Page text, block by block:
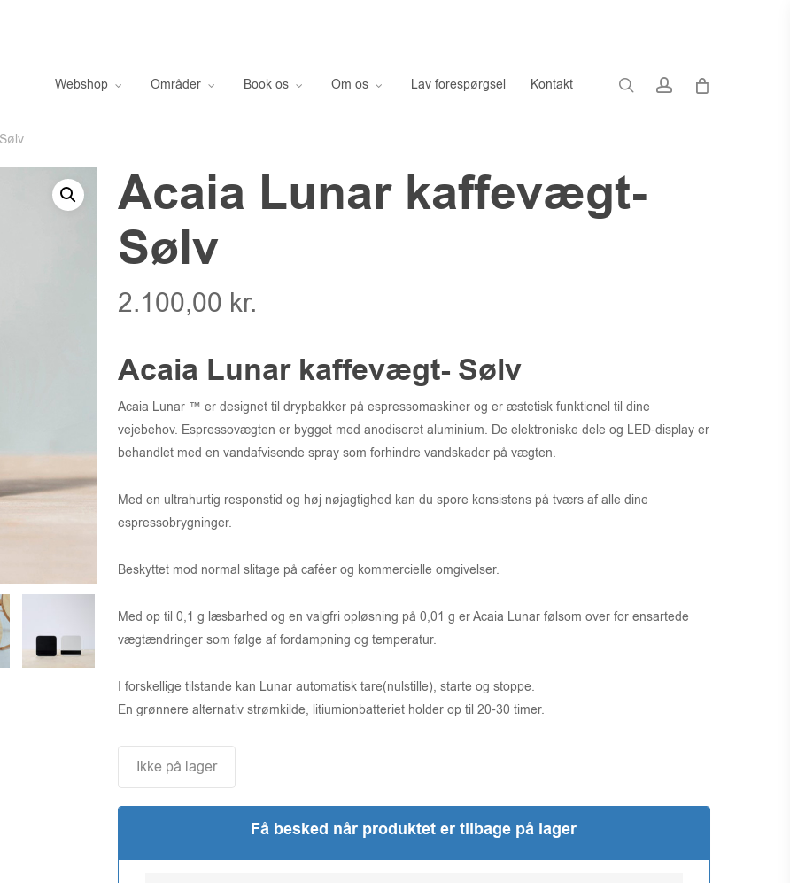
Webshop Områder Book os Om os Lav forespørgsel Kontakt searchaccount
Acaia Lunar kaffevægt-
Sølv
2.100,00 kr.
Acaia Lunar kaffevægt- Sølv
Acaia Lunar ™ er designet til drypbakker på espressomaskiner og er æstetisk funktionel til dine
vejebehov. Espressovægten er bygget med anodiseret aluminium. De elektroniske dele og LED-display er
behandlet med en vandafvisende spray som forhindre vandskader på vægten.
Med en ultrahurtig responstid og høj nøjagtighed kan du spore konsistens på tværs af alle dine
espressobrygninger.
Beskyttet mod normal slitage på caféer og kommercielle omgivelser.
Med op til 0,1 g læsbarhed og en valgfri opløsning på 0,01 g er Acaia Lunar følsom over for ensartede
vægtændringer som følge af fordampning og temperatur.
I forskellige tilstande kan Lunar automatisk tare(nulstille), starte og stoppe.
En grønnere alternativ strømkilde, litiumionbatteriet holder op til 20-30 timer.
Ikke på lager
Få besked når produktet er tilbage på lager